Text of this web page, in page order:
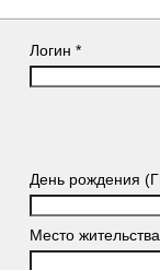
Логин *
День рождения
Место жительства